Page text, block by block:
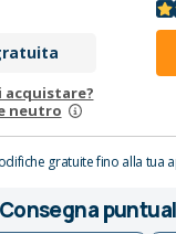
acquistare?
neutro
gratuite fino alla tua
Consegna